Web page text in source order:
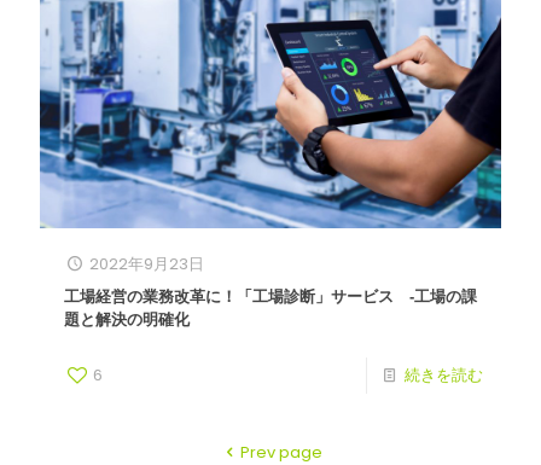
2022年9月23日
工場経営の業務改革に！「工場診断」サービス ‐工場の課
題と解決の明確化
6 続きを読む
Prev page